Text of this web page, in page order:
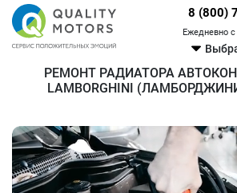
8 (800)
Ежедневно
РЕМОНТ РАДИАТОРА
LAMBORGHINI